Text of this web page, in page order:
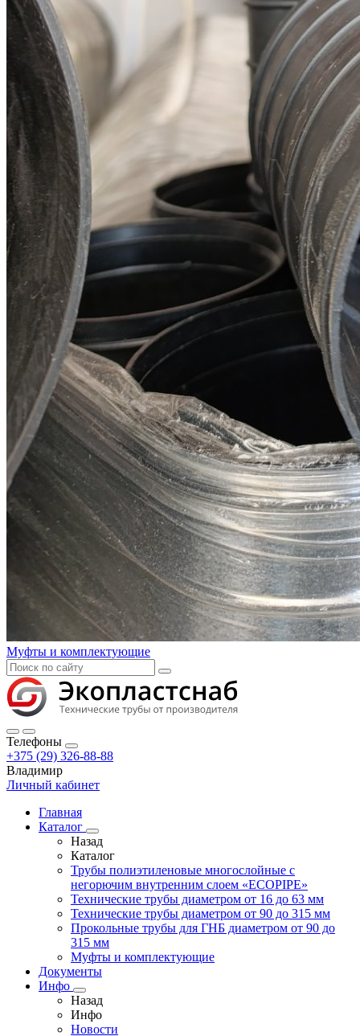
Муфты и комплектующие
Телефоны
+375 (29) 326-88-88
Владимир
Личный кабинет
Главная
Каталог
Назад
Каталог
Трубы полиэтиленовые многослойные с
негорючим внутренним слоем «ECOPIPE»
Технические трубы диаметром от 16 до 63 мм
Технические трубы диаметром от 90 до 315 мм
Прокольные трубы для ГНБ диаметром от 90 до
315 мм
Муфты и комплектующие
Документы
Инфо
Назад
Инфо
Новости